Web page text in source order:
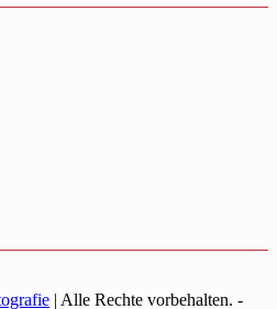
| Alle Rechte vorbehalten. -